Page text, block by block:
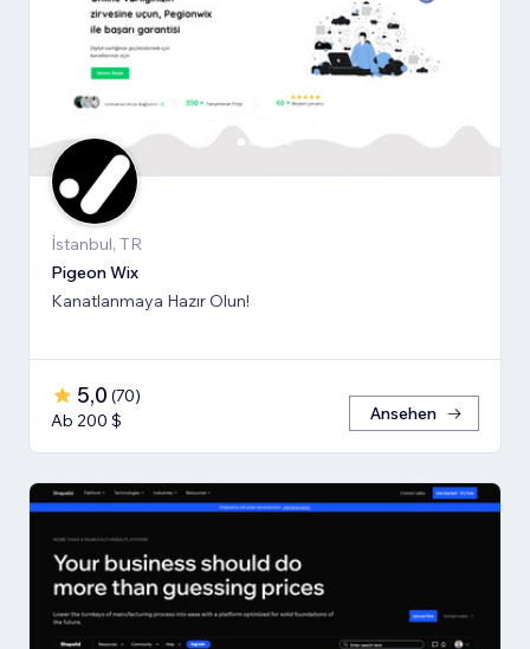
İstanbul, TR
Pigeon Wix
Kanatlanmaya Hazır Olun!
5,0 (70)
Ab 200 $
Ansehen